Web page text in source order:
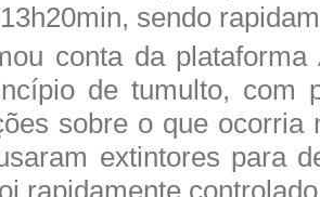
sendo
conta da
de tumulto, com
sobre o que ocorria
extintores para
rapidamente